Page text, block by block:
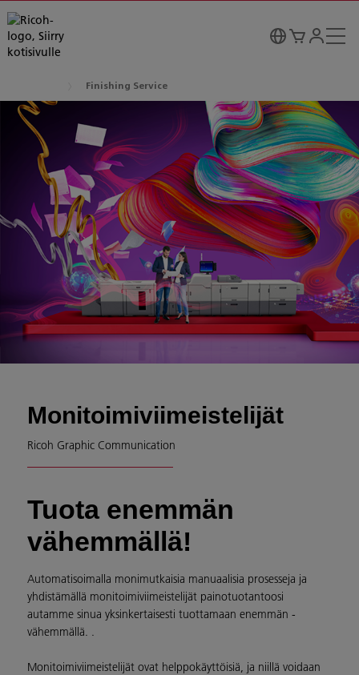
Finishing Service
Monitoimiviimeistelijät
Ricoh Graphic Communication
Tuota enemmän
vähemmällä!
Automatisoimalla monimutkaisia manuaalisia prosesseja ja
yhdistämällä monitoimiviimeistelijät painotuotantoosi
autamme sinua yksinkertaisesti tuottamaan enemmän -
vähemmällä. .
Monitoimiviimeistelijät ovat helppokäyttöisiä, ja niillä voidaan